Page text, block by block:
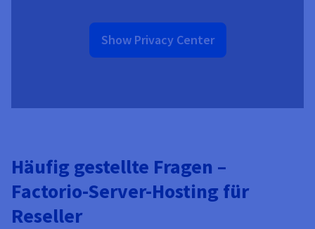
Show Privacy Center
Häufig gestellte Fragen –
Factorio-Server-Hosting für
Reseller